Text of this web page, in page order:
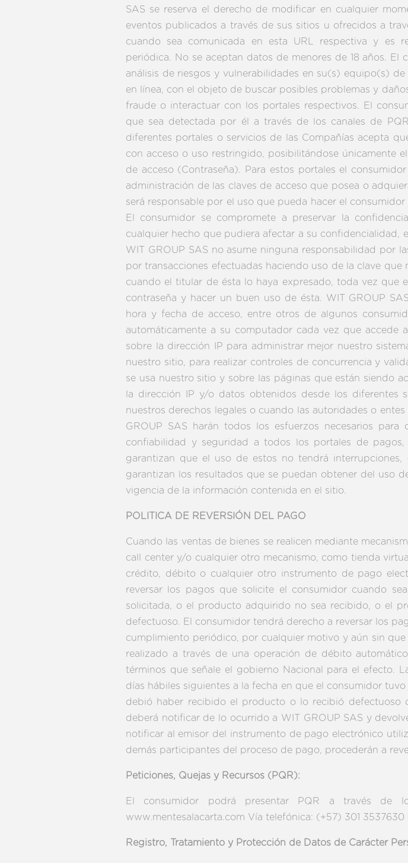
SAS se reserva el derecho de modificar en cualquier
eventos publicados a través de sus sitios u ofrecidos a
cuando sea comunicada en esta URL respectiva y es
periódica. No se aceptan datos de menores de 18 años.
análisis de riesgos y vulnerabilidades en su(s) equipo(s)
en línea, con el objeto de buscar posibles problemas y
fraude o interactuar con los portales respectivos. El
que sea detectada por él a través de los canales de
diferentes portales o servicios de las Compañías acepta
con acceso o uso restringido, posibilitándose únicamente
de acceso (Contraseña). Para estos portales el
administración de las claves de acceso que posea o
será responsable por el uso que pueda hacer el
El consumidor se compromete a preservar la
cualquier hecho que pudiera afectar a su confidencialidad,
WIT GROUP SAS no asume ninguna responsabilidad por
por transacciones efectuadas haciendo uso de la clave
cuando el titular de ésta lo haya expresado, toda vez que
contraseña y hacer un buen uso de ésta. WIT GROUP
hora y fecha de acceso, entre otros de algunos
automáticamente a su computador cada vez que accede
sobre la dirección IP para administrar mejor nuestro
nuestro sitio, para realizar controles de concurrencia y
se usa nuestro sitio y sobre las páginas que están siendo
la dirección IP y/o datos obtenidos desde los
nuestros derechos legales o cuando las autoridades o
GROUP SAS harán todos los esfuerzos necesarios
confiabilidad y seguridad a todos los portales de
garantizan que el uso de estos no tendrá
garantizan los resultados que se puedan obtener del uso
vigencia de la información contenida en el sitio.
POLITICA DE REVERSIÓN DEL PAGO
Cuando las ventas de bienes se realicen mediante
call center y/o cualquier otro mecanismo, como tienda
crédito, débito o cualquier otro instrumento de pago
reversar los pagos que solicite el consumidor cuando
solicitada, o el producto adquirido no sea recibido, o el
defectuoso. El consumidor tendrá derecho a reversar los
cumplimiento periódico, por cualquier motivo y aún sin
realizado a través de una operación de débito
términos que señale el gobierno Nacional para el efecto.
días hábiles siguientes a la fecha en que el consumidor
debió haber recibido el producto o lo recibió defectuoso
deberá notificar de lo ocurrido a WIT GROUP SAS y
notificar al emisor del instrumento de pago electrónico
demás participantes del proceso de pago, procederán a
Peticiones, Quejas y Recursos (PQR):
El consumidor podrá presentar PQR a través de
www.mentesalacarta.com Vía telefónica: (+57) 301
Registro, Tratamiento y Protección de Datos de Carácter